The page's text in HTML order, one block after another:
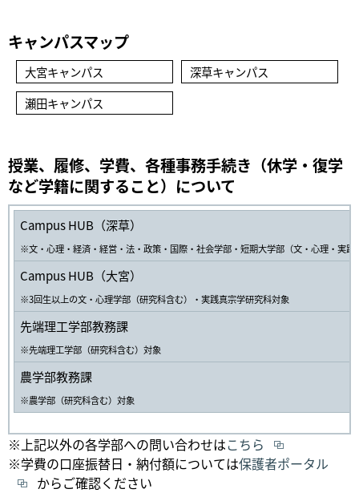
キャンパスマップ
大宮キャンパス
深草キャンパス
瀬田キャンパス
授業、履修、学費、各種事務手続き（休学・復学
など学籍に関すること）について
Campus HUB（深草）
※文・心理・経済・経営・法・政策・国際・社会学部・短期大学部（文・心理・実
Campus HUB（大宮）
※3回生以上の文・心理学部（研究科含む）・実践真宗学研究科対象
先端理工学部教務課
※先端理工学部（研究科含む）対象
農学部教務課
※農学部（研究科含む）対象
※上記以外の各学部への問い合わせはこちら
※学費の口座振替日・納付額については保護者ポータル
からご確認ください